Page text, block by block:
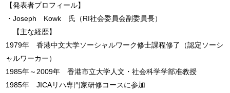
【発表者プロフィール】
・Joseph Kowk 氏（RI社会委員会副委員長）
【主な経歴】
1979年 香港中文大学ソーシャルワーク修士課程修了（認定ソーシ
ャルワーカー）
1985年～2009年 香港市立大学人文・社会科学学部准教授
1985年 JICAリハ専門家研修コースに参加